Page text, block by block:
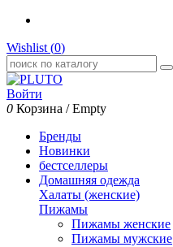
Wishlist (0)
Войти
0 Корзина /Empty
Бренды
Новинки
бестселлеры
Домашняя одежда
Халаты (женские)
Пижамы
Пижамы женские
Пижамы мужские